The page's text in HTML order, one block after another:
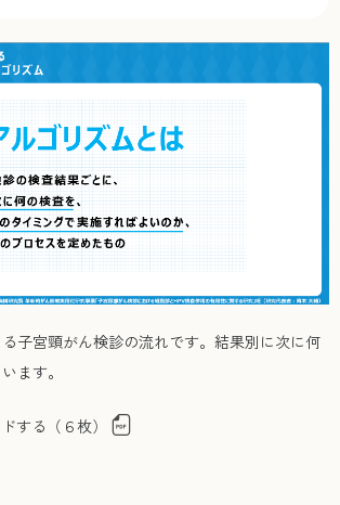
子宮頸がん検診の流れです。結果別に次に何
ます。
する（６枚）